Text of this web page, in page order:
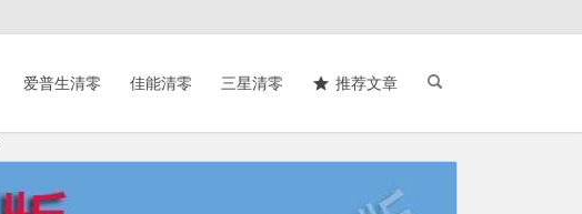
爱普生清零 佳能清零 三星清零 推荐文章